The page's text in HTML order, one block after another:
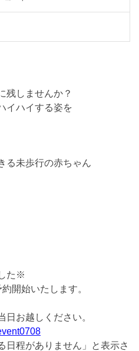
残しませんか？
イハイする姿を
る未歩行の赤ちゃん
た※
開始いたします。
お越しください。
程がありません」と表示さ